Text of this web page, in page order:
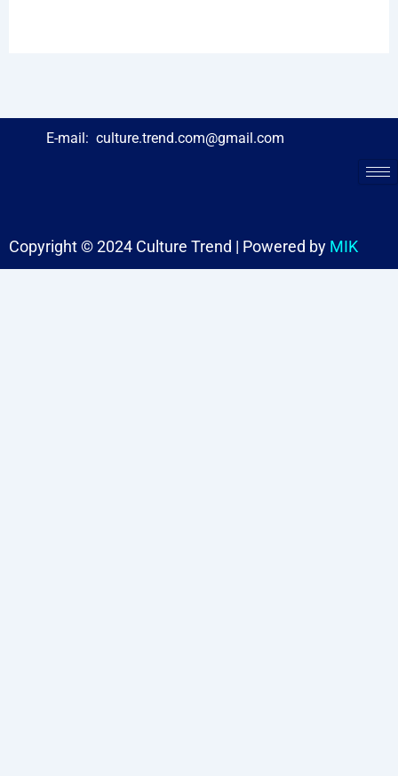
E-mail: culture.trend.com@gmail.com
Copyright © 2024 Culture Trend | Powered by MIK